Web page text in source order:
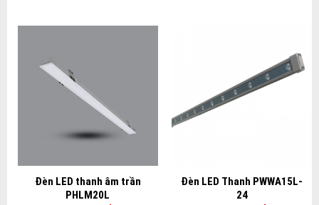
Đèn LED thanh âm trần
PHLM20L
Đèn LED Thanh PWWA15L-
24